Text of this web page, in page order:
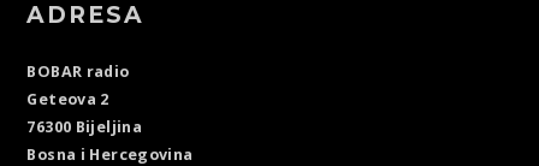
ADRESA
BOBAR radio
Geteova 2
76300 Bijeljina
Bosna i Hercegovina